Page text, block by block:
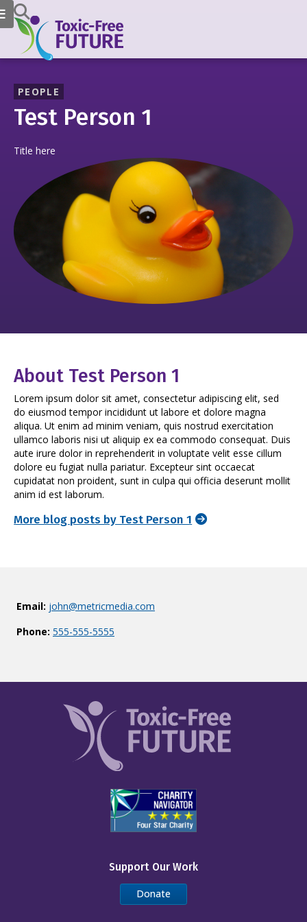
PEOPLE
Test Person 1
Title here
About Test Person 1
Lorem ipsum dolor sit amet, consectetur adipiscing elit, sed
do eiusmod tempor incididunt ut labore et dolore magna
aliqua. Ut enim ad minim veniam, quis nostrud exercitation
ullamco laboris nisi ut aliquip ex ea commodo consequat. Duis
aute irure dolor in reprehenderit in voluptate velit esse cillum
dolore eu fugiat nulla pariatur. Excepteur sint occaecat
cupidatat non proident, sunt in culpa qui officia deserunt mollit
anim id est laborum.
More blog posts by Test Person 1
Email: john@metricmedia.com
Phone: 555-555-5555
Support Our Work
Donate